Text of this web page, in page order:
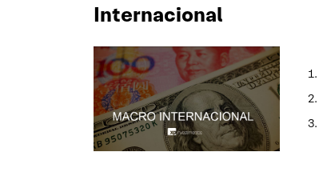
Internacional